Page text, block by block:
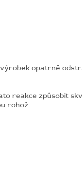
výrobek opatrně
reakce způsobit
rohož.